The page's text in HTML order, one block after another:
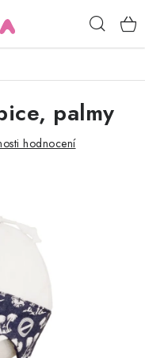
palmy
hodnocení